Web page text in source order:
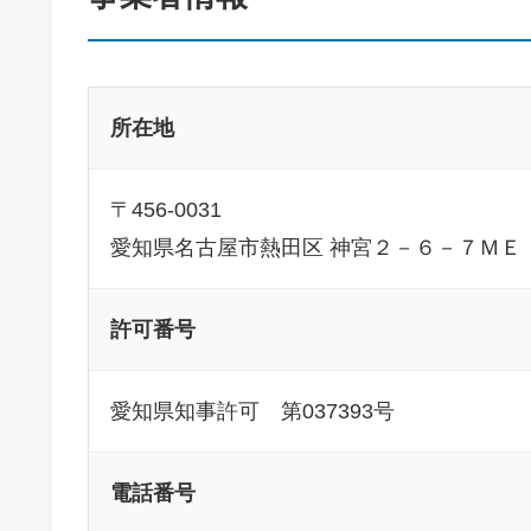
所在地
〒456-0031
愛知県名古屋市熱田区 神宮２－６－７ＭＥ
許可番号
愛知県知事許可 第037393号
電話番号